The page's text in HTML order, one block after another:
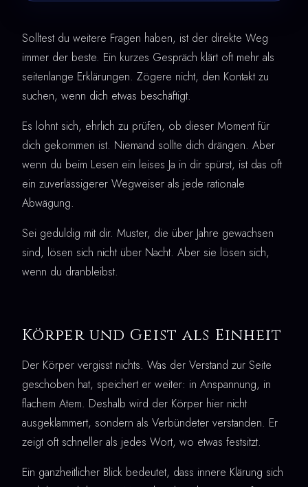
Solltest du weitere Fragen haben, ist der direkte Weg
immer der beste. Ein kurzes Gespräch klärt oft mehr als
seitenlange Erklärungen. Zögere nicht, den Kontakt zu
suchen, wenn dich etwas beschäftigt.
Es lohnt sich, ehrlich zu prüfen, ob dieser Moment für
dich gekommen ist. Niemand sollte dich drängen. Aber
wenn du beim Lesen ein leises Ja in dir spürst, ist das oft
ein zuverlässigerer Wegweiser als jede rationale
Abwägung.
Sei geduldig mit dir. Muster, die über Jahre gewachsen
sind, lösen sich nicht über Nacht. Aber sie lösen sich,
wenn du dranbleibst.
Körper und Geist als Einheit
Der Körper vergisst nichts. Was der Verstand zur Seite
geschoben hat, speichert er weiter: in Anspannung, in
flachem Atem. Deshalb wird der Körper hier nicht
ausgeklammert, sondern als Verbündeter verstanden. Er
zeigt oft schneller als jedes Wort, wo etwas festsitzt.
Ein ganzheitlicher Blick bedeutet, dass innere Klärung sich